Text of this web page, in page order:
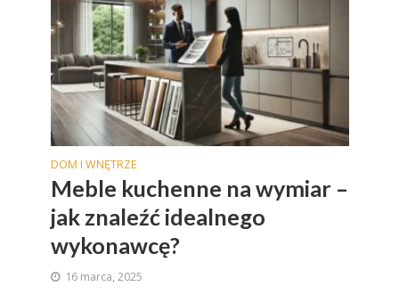
DOM I WNĘTRZE
Meble kuchenne na wymiar –
jak znaleźć idealnego
wykonawcę?
16 marca, 2025